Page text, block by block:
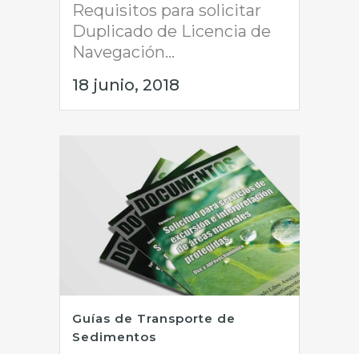
Requisitos para solicitar
Duplicado de Licencia de
Navegación...
18 junio, 2018
Guías de Transporte de
Sedimentos